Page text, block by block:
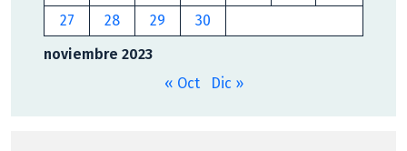
noviembre 2023
27
28 29 30
« Oct Dic »